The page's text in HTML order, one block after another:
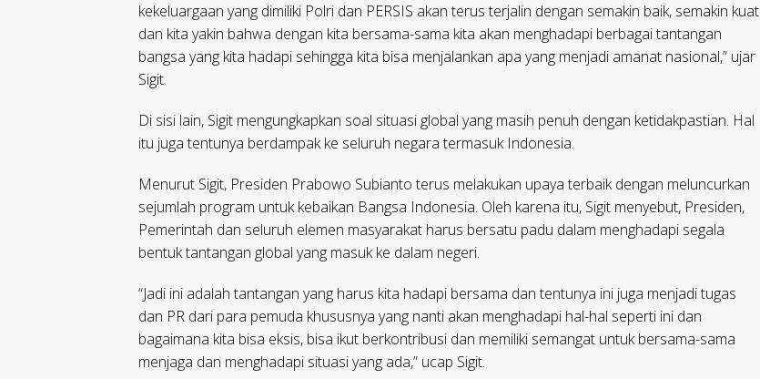
kekeluargaan yang dimiliki Polri dan PERSIS akan terus terjalin dengan semakin baik, semakin kuat
dan kita yakin bahwa dengan kita bersama-sama kita akan menghadapi berbagai tantangan
bangsa yang kita hadapi sehingga kita bisa menjalankan apa yang menjadi amanat nasional,” ujar
Sigit.
Di sisi lain, Sigit mengungkapkan soal situasi global yang masih penuh dengan ketidakpastian. Hal
itu juga tentunya berdampak ke seluruh negara termasuk Indonesia.
Menurut Sigit, Presiden Prabowo Subianto terus melakukan upaya terbaik dengan meluncurkan
sejumlah program untuk kebaikan Bangsa Indonesia. Oleh karena itu, Sigit menyebut, Presiden,
Pemerintah dan seluruh elemen masyarakat harus bersatu padu dalam menghadapi segala
bentuk tantangan global yang masuk ke dalam negeri.
“Jadi ini adalah tantangan yang harus kita hadapi bersama dan tentunya ini juga menjadi tugas
dan PR dari para pemuda khususnya yang nanti akan menghadapi hal-hal seperti ini dan
bagaimana kita bisa eksis, bisa ikut berkontribusi dan memiliki semangat untuk bersama-sama
menjaga dan menghadapi situasi yang ada,” ucap Sigit.